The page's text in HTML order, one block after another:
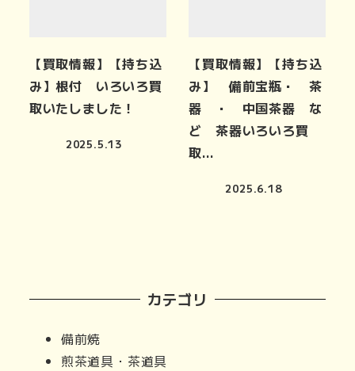
【買取情報】【持ち込
み】根付 いろいろ買
取いたしました！
2025.5.13
【買取情報】【持ち込
み】 備前宝瓶・ 茶
器 ・ 中国茶器 な
ど 茶器いろいろ買
取…
2025.6.18
カテゴリ
備前焼
煎茶道具・茶道具